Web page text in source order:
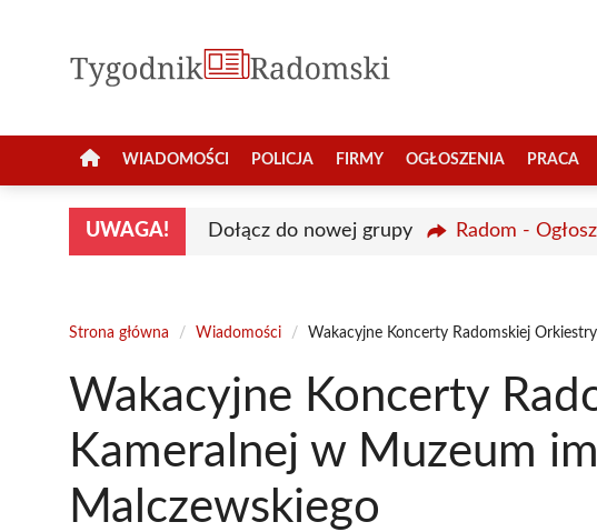
WIADOMOŚCI POLICJA FIRMY OGŁOSZENIA PRACA
UWAGA! Dołącz do nowej grupy Radom -
Strona główna / Wiadomości / Wakacyjne Koncerty Radomskiej
Wakacyjne Koncerty
Kameralnej w Muzeum
Malczewskiego